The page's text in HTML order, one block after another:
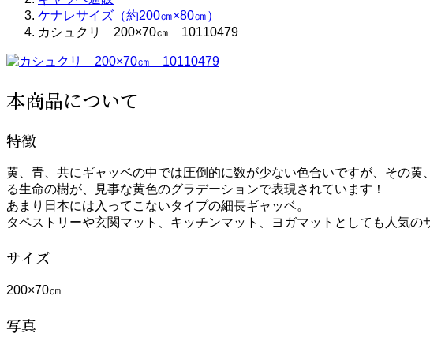
ケナレサイズ（約200㎝×80㎝）
カシュクリ 200×70㎝ 10110479
本商品について
特徴
黄、青、共にギャッベの中では圧倒的に数が少ない色合いですが、その
る生命の樹が、見事な黄色のグラデーションで表現されています！
あまり日本には入ってこないタイプの細長ギャッベ。
タペストリーや玄関マット、キッチンマット、ヨガマットとしても人気の
サイズ
200×70㎝
写真